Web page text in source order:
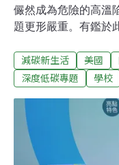
儼然成為危險的高溫
題更形嚴重。有鑑於
溫。在過去，費城的
單調的瀝青地，四周
造後，操場有了截然
瀝青被剷除換成柔
阿代爾小學的操場不
民週末與傍晚散步的
減碳新生活 美國
深度低碳專題
學校